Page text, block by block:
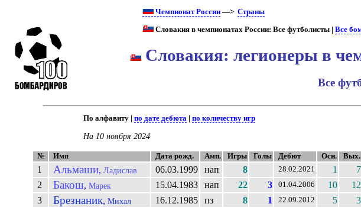
Чемпионат России —>Страны
Словакия в чемпионатах России: Все футболисты |Все
Словакия: легионеры в
Все
По алфавиту | по дате дебюта | по количеству игр
На 10 ноября 2024
№ Имя Дата рожд. Амп. Игры Голы Дебют Осн. Вых.
1 Альмаши, Ладислав 06.03.1999 нап 8 28.02.2021 1 7
2 Бакош, Марек 15.04.1983 нап 22 3 01.04.2006 10 12
3 Брезнаник, Михал 16.12.1985 пз 8 1 22.09.2012 5 3